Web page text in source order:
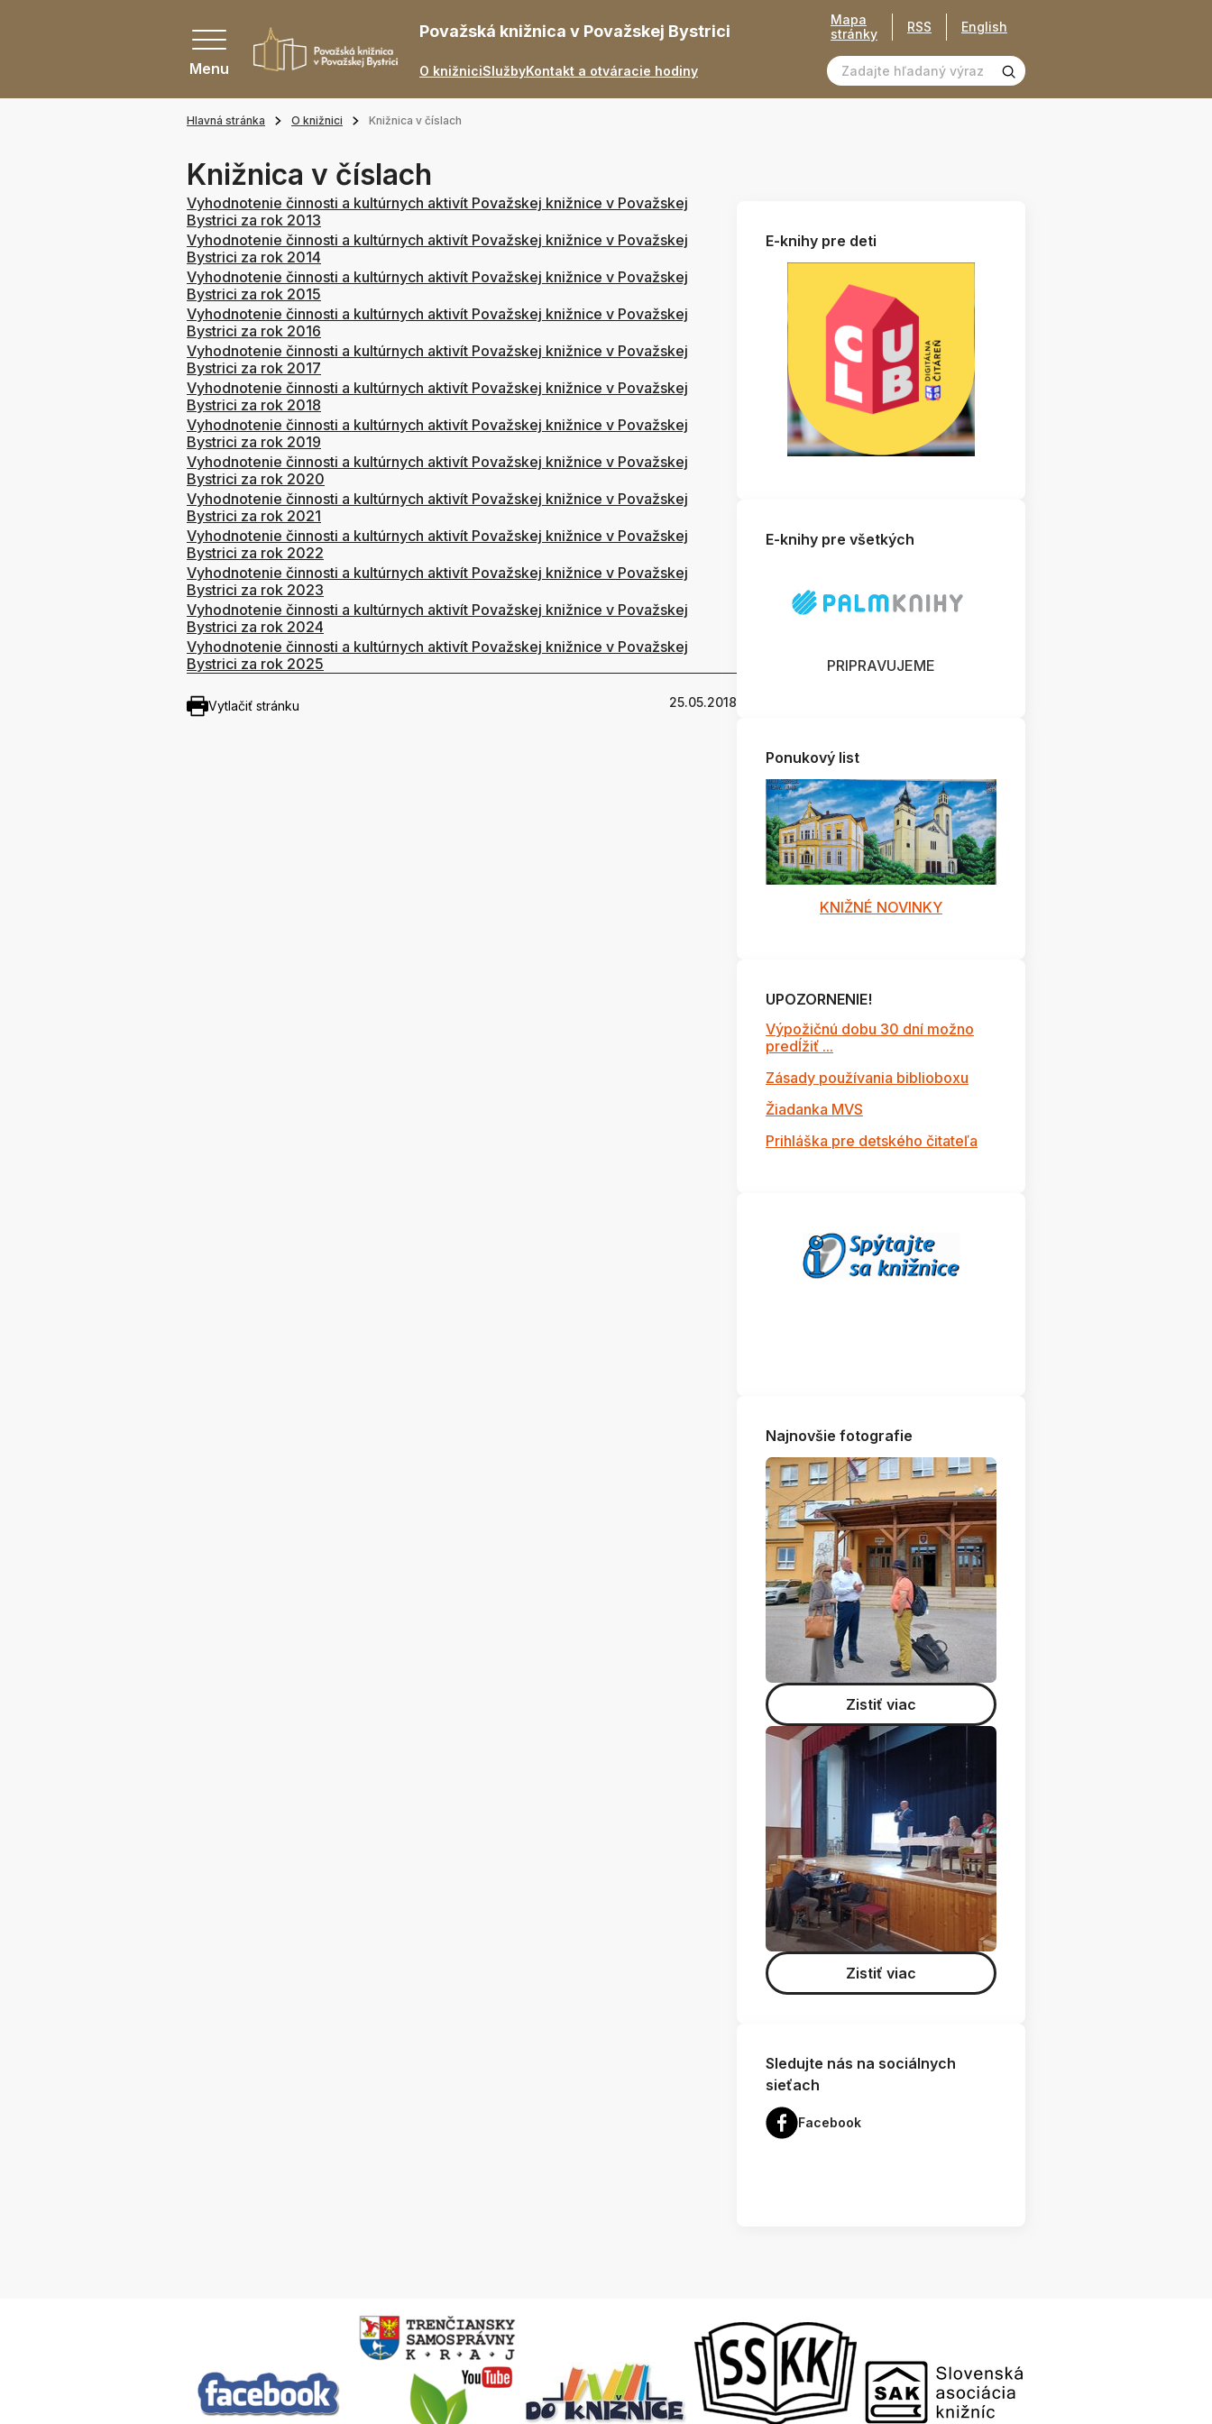
Menu
Považská knižnica v Považskej Bystrici
O knižniciSlužbyKontakt a otváracie hodiny
Mapa
stránky
RSS English
Hlavná stránka O knižnici Knižnica v číslach
Knižnica v číslach
Vyhodnotenie činnosti a kultúrnych aktivít Považskej knižnice v Považskej
Bystrici za rok 2013
Vyhodnotenie činnosti a kultúrnych aktivít Považskej knižnice v Považskej
Bystrici za rok 2014
Vyhodnotenie činnosti a kultúrnych aktivít Považskej knižnice v Považskej
Bystrici za rok 2015
Vyhodnotenie činnosti a kultúrnych aktivít Považskej knižnice v Považskej
Bystrici za rok 2016
Vyhodnotenie činnosti a kultúrnych aktivít Považskej knižnice v Považskej
Bystrici za rok 2017
Vyhodnotenie činnosti a kultúrnych aktivít Považskej knižnice v Považskej
Bystrici za rok 2018
Vyhodnotenie činnosti a kultúrnych aktivít Považskej knižnice v Považskej
Bystrici za rok 2019
Vyhodnotenie činnosti a kultúrnych aktivít Považskej knižnice v Považskej
Bystrici za rok 2020
Vyhodnotenie činnosti a kultúrnych aktivít Považskej knižnice v Považskej
Bystrici za rok 2021
Vyhodnotenie činnosti a kultúrnych aktivít Považskej knižnice v Považskej
Bystrici za rok 2022
Vyhodnotenie činnosti a kultúrnych aktivít Považskej knižnice v Považskej
Bystrici za rok 2023
Vyhodnotenie činnosti a kultúrnych aktivít Považskej knižnice v Považskej
Bystrici za rok 2024
Vyhodnotenie činnosti a kultúrnych aktivít Považskej knižnice v Považskej
Bystrici za rok 2025
Vytlačiť stránku 25.05.2018
E-knihy pre deti
E-knihy pre všetkých
PRIPRAVUJEME
Ponukový list
KNIŽNÉ NOVINKY
UPOZORNENIE!
Výpožičnú dobu 30 dní možno
predĺžiť ...
Zásady používania biblioboxu
Žiadanka MVS
Prihláška pre detského čitateľa
Najnovšie fotografie
Zistiť viac
Zistiť viac
Sledujte nás na sociálnych
sieťach
Facebook